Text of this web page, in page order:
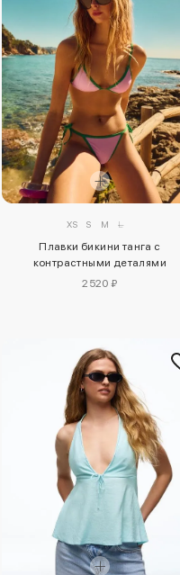
XS S M L
Плавки бикини танга с
контрастными деталями
2520 ₽